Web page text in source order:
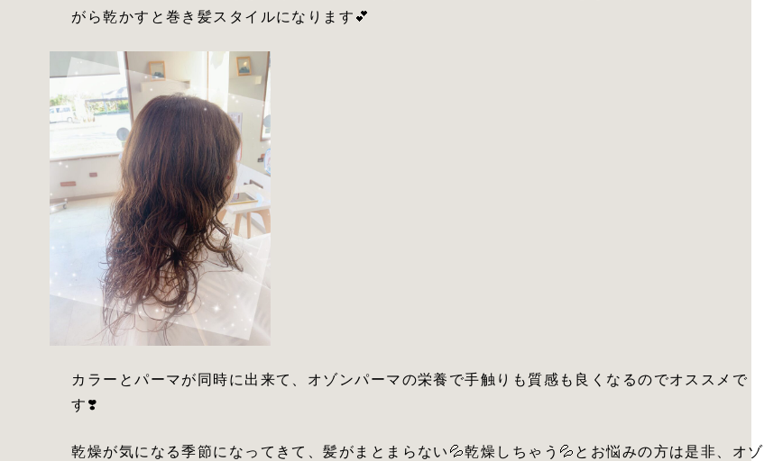
がら乾かすと巻き髪スタイルになります💕
カラーとパーマが同時に出来て、オゾンパーマの栄養で手触りも質感も良くなるのでオススメで
す❣️
乾燥が気になる季節になってきて、髪がまとまらない💦乾燥しちゃう💦とお悩みの方は是非、オゾ